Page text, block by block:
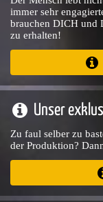
immer sehr
brauchen DICH und
zu erhalten!
Unser
Zu faul selber zu
der Produktion?